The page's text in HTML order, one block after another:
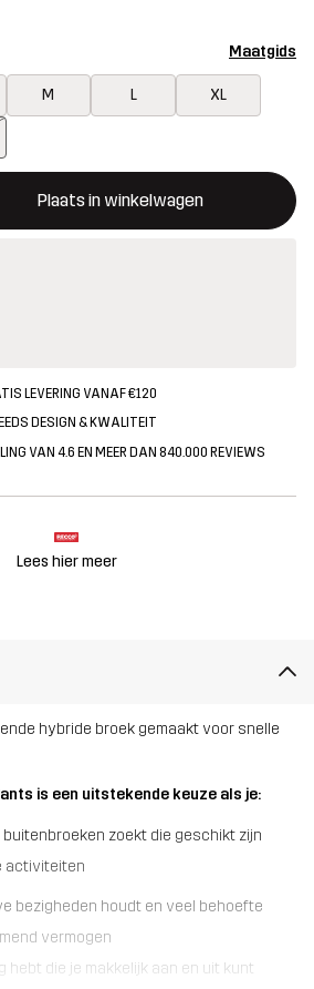
Maatgids
M L XL
Plaats in winkelwagen
met de bevestiging van een
LEVERING VANAF €120
DESIGN & KWALITEIT
VAN 4.6 EN MEER DAN 840.000 REVIEWS
Lees hier meer
hybride broek gemaakt voor snelle
is een uitstekende keuze als je:
buitenbroeken zoekt die geschikt zijn
activiteiten
bezigheden houdt en veel behoefte
vermogen
hebt die je makkelijk aan en uit kunt